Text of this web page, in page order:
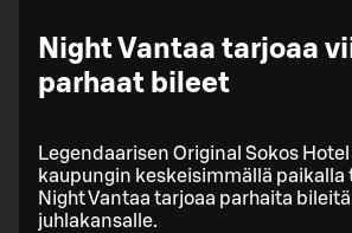
Night Vantaa tarjoaa
parhaat bileet
Legendaarisen Original Sokos
kaupungin keskeisimmällä paikalla
Night Vantaa tarjoaa parhaita
juhlakansalle.